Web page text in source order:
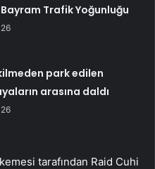
Bayram Trafik Yoğunluğu
park edilen
arasına daldı
tarafından Raid Cuhi